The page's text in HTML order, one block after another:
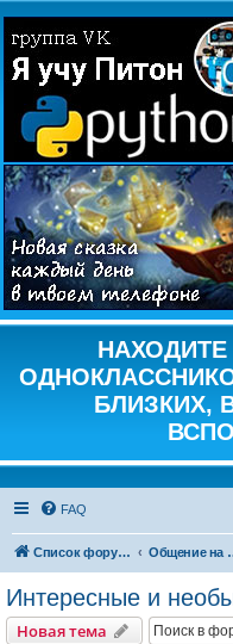
БЛИЗКИХ,
FAQ
Список форумов
Интересные и
Новая тема